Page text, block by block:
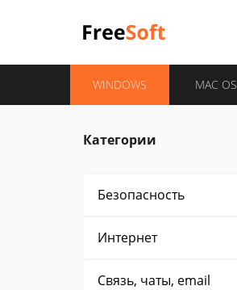
WINDOWS MAC OS
Категории
Безопасность
Интернет
Связь, чаты, email